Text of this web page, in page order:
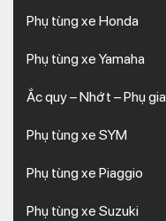
Phụ tùng xe Honda
Phụ tùng xe Yamaha
Ắc quy – Nhớt – Phụ gia
Phụ tùng xe SYM
Phụ tùng xe Piaggio
Phụ tùng xe Suzuki